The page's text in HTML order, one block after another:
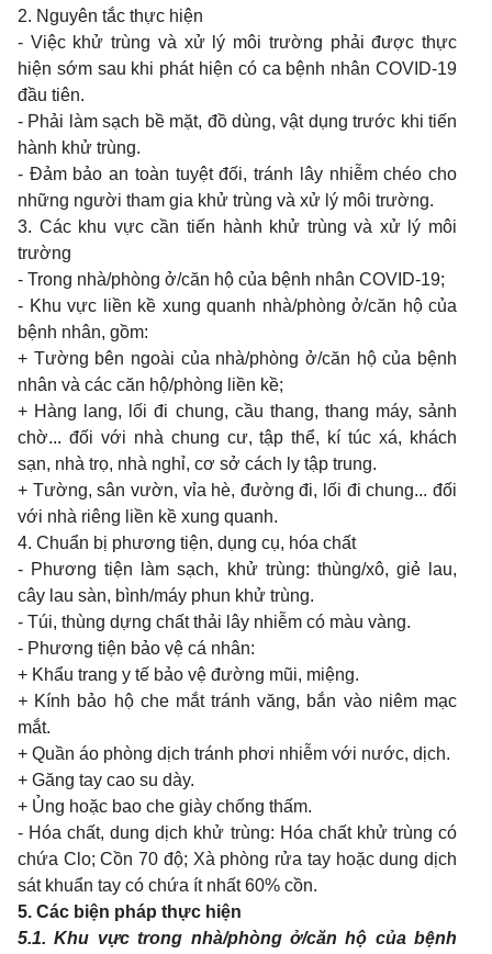
2. Nguyên tắc thực hiện
- Việc khử trùng và xử lý môi trường phải được thực
hiện sớm sau khi phát hiện có ca bệnh nhânCOVID-19
đầu tiên.
- Phải làm sạch bề mặt, đồ dùng, vật dụng trước khitiến
hành khử trùng.
- Đảm bảoan toàn tuyệt đối, tránh lây nhiễm chéocho
những người tham gia khử trùng và xử lý môi trường.
3. Các khu vực cần tiến hành khử trùng và xử lý môi
trường
- Trong nhà/phòng ở/căn hộ của bệnh nhân COVID-19;
- Khu vực liền kề xung quanh nhà/phòng ở/căn hộ của
bệnh nhân, gồm:
+ Tường bên ngoài của nhà/phòng ở/căn hộ của bệnh
nhân và các căn hộ/phòng liền kề;
+ Hàng lang, lối đi chung, cầu thang, thang máy, sảnh
chờ... đối với nhà chung cư, tập thể, kí túc xá, khách
sạn, nhà trọ, nhà nghỉ, cơ sở cách ly tập trung.
+ Tường, sân vườn, vỉa hè, đường đi, lối đi chung... đối
với nhà riêng liền kề xung quanh.
4. Chuẩn bị phương tiện, dụng cụ, hóa chất
- Phương tiện làm sạch, khử trùng: thùng/xô, giẻ lau,
cây lau sàn, bình/máy phun khử trùng.
- Túi, thùng dựng chất thải lây nhiễm có màu vàng.
- Phương tiện bảo vệ cá nhân:
+ Khẩu trang y tế bảo vệ đường mũi, miệng.
+ Kính bảo hộ che mắt tránh văng, bắn vào niêm mạc
mắt.
+ Quần áo phòng dịch tránh phơi nhiễm với nước, dịch.
+ Găng tay cao su dày.
+ Ủng hoặc bao che giày chống thấm.
- Hóa chất, dung dịch khử trùng: Hóa chất khử trùng có
chứa Clo; Cồn 70 độ; Xà phòng rửa tay hoặc dung dịch
sát khuẩn tay có chứa ít nhất 60% cồn.
5. Các biện pháp thực hiện
5.1. Khu vựctrong nhà/phòng ở/căn hộ của bệnh